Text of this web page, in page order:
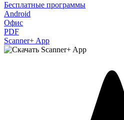
Бесплатные программы
Android
Офис
PDF
Scanner+ App